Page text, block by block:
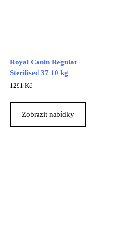
Royal Canin Regular
Sterilised 37 10 kg
1291 Kč
Zobrazit nabídky